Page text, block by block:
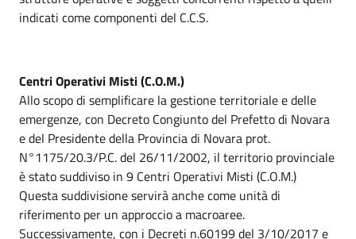
indicati come componenti del C.C.S.
Centri Operativi Misti (C.O.M.)
Allo scopo di semplificare la gestione territoriale e delle
emergenze, con Decreto Congiunto del Prefetto di Novara
e del Presidente della Provincia di Novara prot.
N°1175/20.3/P.C. del 26/11/2002, il territorio provinciale
è stato suddiviso in 9 Centri Operativi Misti (C.O.M.)
Questa suddivisione servirà anche come unità di
riferimento per un approccio a macroaree.
Successivamente, con i Decreti n.60199 del 3/10/2017 e